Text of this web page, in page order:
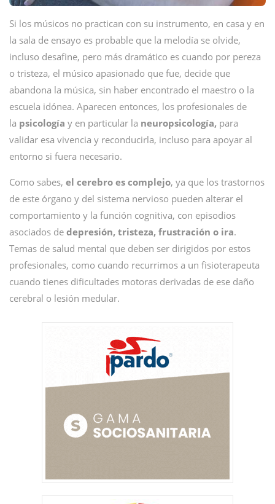
Si los músicos no practican con su instrumento, en casa y en
la sala de ensayo es probable que la melodía se olvide,
incluso desafine, pero más dramático es cuando por pereza
o tristeza, el músico apasionado que fue, decide que
abandona la música, sin haber encontrado el maestro o la
escuela idónea. Aparecen entonces, los profesionales de
la psicología y en particular la neuropsicología, para
validar esa vivencia y reconducirla, incluso para apoyar al
entorno si fuera necesario.
Como sabes, el cerebro es complejo, ya que los trastornos
de este órgano y del sistema nervioso pueden alterar el
comportamiento y la función cognitiva, con episodios
asociados de depresión, tristeza, frustración o ira.
Temas de salud mental que deben ser dirigidos por estos
profesionales, como cuando recurrimos a un fisioterapeuta
cuando tienes dificultades motoras derivadas de ese daño
cerebral o lesión medular.